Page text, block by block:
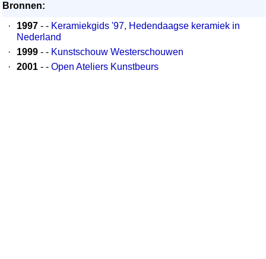
Bronnen:
·
1997 - - Keramiekgids '97, Hedendaagse keramiek in
Nederland
·
1999 - - Kunstschouw Westerschouwen
·
2001 - - Open Ateliers Kunstbeurs